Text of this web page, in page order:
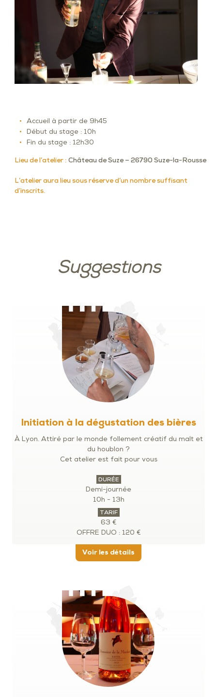
Accueil à partir de 9h45
Début du stage : 10h
Fin du stage : 12h30
Lieu de l’atelier : Château de Suze – 26790 Suze-la-Rousse
L’atelier aura lieu sous réserve d’un nombre suffisant
d’inscrits.
Suggestions
Initiation à la dégustation des bières
À Lyon. Attiré par le monde follement créatif du malt et
du houblon ?
Cet atelier est fait pour vous
DURÉE
Demi-journée
10h - 13h
TARIF
63 €
OFFRE DUO : 120 €
Voir les détails